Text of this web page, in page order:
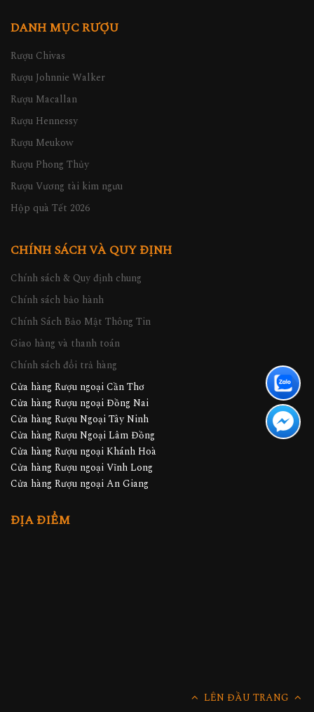
LÊN ĐẦU TRANG
DANH MỤC RƯỢU
Rượu Chivas
Rượu Johnnie Walker
Rượu Macallan
Rượu Hennessy
Rượu Meukow
Rượu Phong Thủy
Rượu Vương tài kim ngưu
Hộp quà Tết 2026
CHÍNH SÁCH VÀ QUY ĐỊNH
Chính sách & Quy định chung
Chính sách bảo hành
Chính Sách Bảo Mật Thông Tin
Giao hàng và thanh toán
Chính sách đổi trả hàng
Cửa hàng Rượu ngoại Cần Thơ
Cửa hàng Rượu ngoại Đồng Nai
Cửa hàng Rượu Ngoại Tây Ninh
Cửa hàng Rượu Ngoại Lâm Đồng
Cửa hàng Rượu ngoại Khánh Hoà
Cửa hàng Rượu ngoại Vĩnh Long
Cửa hàng Rượu ngoại An Giang
ĐỊA ĐIỂM